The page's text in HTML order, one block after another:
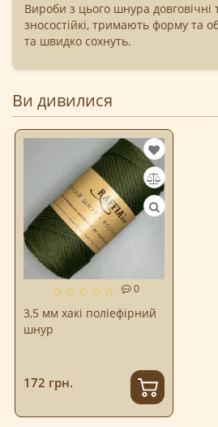
Вироби з цього шнура довговічні
зносостійкі, тримають форму та
та швидко сохнуть.
Ви дивилися
0
3,5 мм хакі поліефірний
шнур
172 грн.